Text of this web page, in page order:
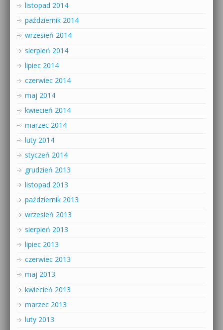
listopad 2014
październik 2014
wrzesień 2014
sierpień 2014
lipiec 2014
czerwiec 2014
maj 2014
kwiecień 2014
marzec 2014
luty 2014
styczeń 2014
grudzień 2013
listopad 2013
październik 2013
wrzesień 2013
sierpień 2013
lipiec 2013
czerwiec 2013
maj 2013
kwiecień 2013
marzec 2013
luty 2013